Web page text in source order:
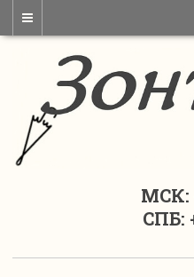
МСК:
СПБ: